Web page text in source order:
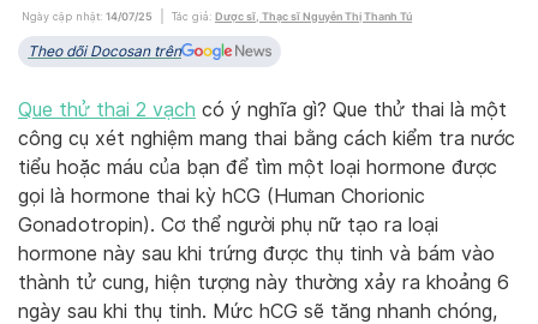
Ngày cập nhật: 14/07/25 Tác giả: Dược sĩ, Thạc sĩ Nguyễn Thị Thanh Tú
Theo dõi Docosan trên
Que thử thai 2 vạch có ý nghĩa gì? Que thử thai là một
công cụ xét nghiệm mang thai bằng cách kiểm tra nước
tiểu hoặc máu của bạn để tìm một loại hormone được
gọi là hormone thai kỳ hCG (Human Chorionic
Gonadotropin). Cơ thể người phụ nữ tạo ra loại
hormone này sau khi trứng được thụ tinh và bám vào
thành tử cung, hiện tượng này thường xảy ra khoảng 6
ngày sau khi thụ tinh. Mức hCG sẽ tăng nhanh chóng,